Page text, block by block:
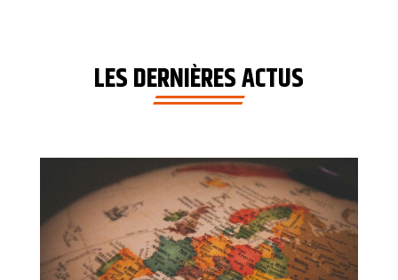
LES DERNIÈRES ACTUS